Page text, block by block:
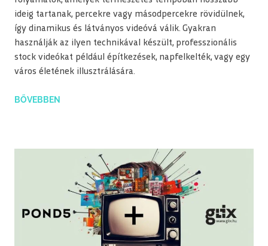
ideig tartanak, percekre vagy másodpercekre rövidülnek,
így dinamikus és látványos videóvá válik. Gyakran
használják az ilyen technikával készült, professzionális
stock videókat például építkezések, napfelkelték, vagy egy
város életének illusztrálására.
BŐVEBBEN